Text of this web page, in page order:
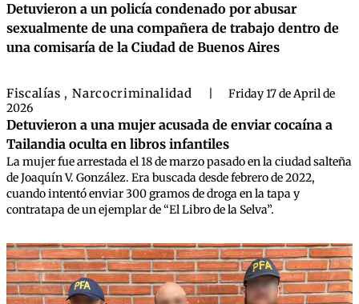
Detuvieron a un policía condenado por abusar
sexualmente de una compañera de trabajo dentro de
una comisaría de la Ciudad de Buenos Aires
Fiscalías , Narcocriminalidad
Friday 17 de April de
2026
Detuvieron a una mujer acusada de enviar cocaína a
Tailandia oculta en libros infantiles
La mujer fue arrestada el 18 de marzo pasado en la ciudad salteña
de Joaquín V. González. Era buscada desde febrero de 2022,
cuando intentó enviar 300 gramos de droga en la tapa y
contratapa de un ejemplar de “El Libro de la Selva”.